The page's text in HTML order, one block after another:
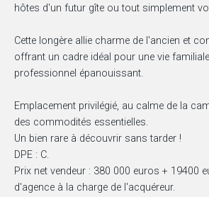
hôtes d'un futur gîte ou tout simplement
Cette longère allie charme de l'ancien et
offrant un cadre idéal pour une vie
professionnel épanouissant.
Emplacement privilégié, au calme de la
des commodités essentielles.
Un bien rare à découvrir sans tarder !
DPE : C.
Prix net vendeur : 380 000 euros + 19400
d'agence à la charge de l'acquéreur.